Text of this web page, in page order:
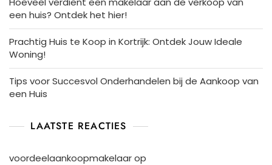
een huis? Ontdek het hier!
Prachtig Huis te Koop in Kortrijk: Ontdek Jouw Ideale
Woning!
Tips voor Succesvol Onderhandelen bij de Aankoop van
een Huis
LAATSTE REACTIES
voordeelaankoopmakelaarop